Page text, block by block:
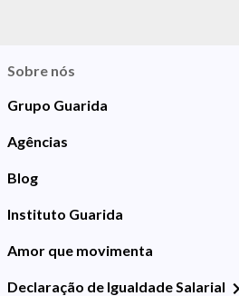
Sobre nós
Grupo Guarida
Agências
Blog
Instituto Guarida
Amor que movimenta
Declaração de Igualdade Salarial